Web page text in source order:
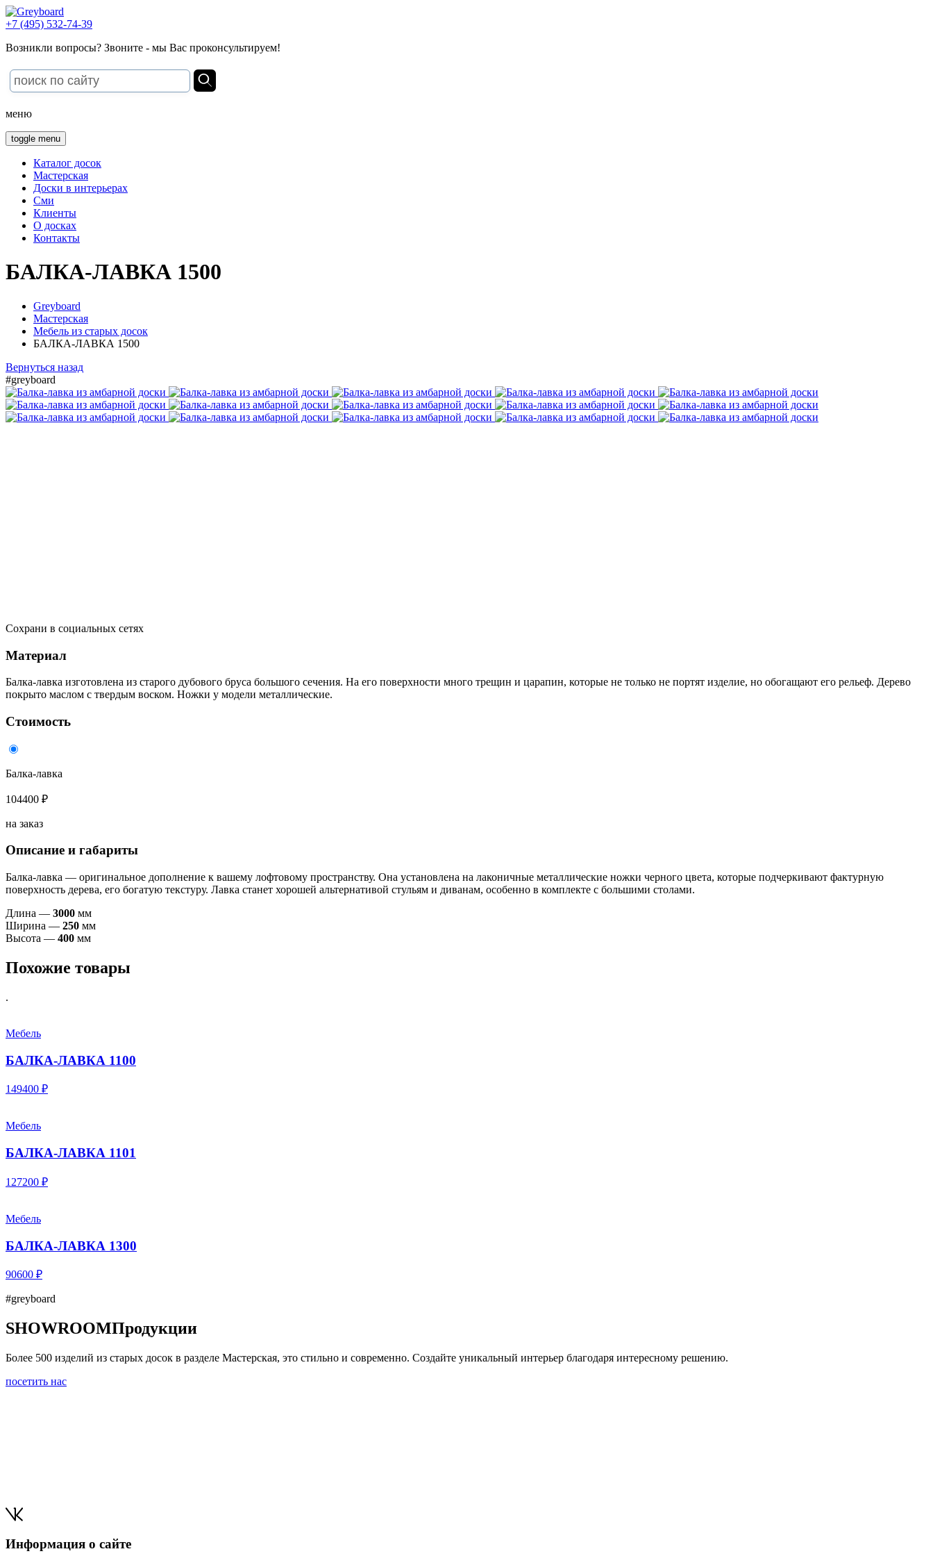
+7 (495) 532-74-39
Возникли вопросы? Звоните - мы Вас проконсультируем!
меню
toggle menu
Каталог досок
Мастерская
Доски в интерьерах
Сми
Клиенты
О досках
Контакты
БАЛКА-ЛАВКА 1500
Greyboard
Мастерская
Мебель из старых досок
БАЛКА-ЛАВКА 1500
Вернуться назад
#greyboard
Сохрани в социальных сетях
Материал
Балка-лавка изготовлена из старого дубового бруса большого сечения. На его поверхности много трещин и царапин, которые не только не портят изделие, но обогащают его рельеф. Дерево
покрыто маслом с твердым воском. Ножки у модели металлические.
Стоимость
Балка-лавка
104400 ₽
на заказ
Описание и габариты
Балка-лавка — оригинальное дополнение к вашему лофтовому пространству. Она установлена на лаконичные металлические ножки черного цвета, которые подчеркивают фактурную
поверхность дерева, его богатую текстуру. Лавка станет хорошей альтернативой стульям и диванам, особенно в комплекте с большими столами.
Длина — 3000 мм
Ширина — 250 мм
Высота — 400 мм
Похожие товары
.
Мебель
БАЛКА-ЛАВКА 1100
149400 ₽
Мебель
БАЛКА-ЛАВКА 1101
127200 ₽
Мебель
БАЛКА-ЛАВКА 1300
90600 ₽
#greyboard
SHOWROOMПродукции
Более 500 изделий из старых досок в разделе Мастерская, это стильно и современно. Создайте уникальный интерьер благодаря интересному решению.
посетить нас
Информация о сайте